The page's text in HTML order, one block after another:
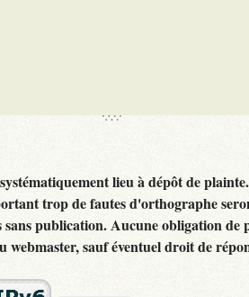
lieu à dépôt de plainte.
trop de fautes d'orthographe
sans publication. Aucune obligation de
webmaster, sauf éventuel droit de